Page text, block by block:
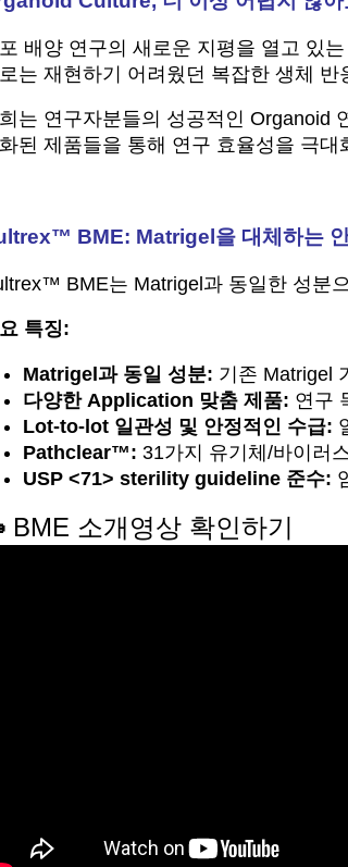
배양 연구의 새로운 지평을 열고 있
는 재현하기 어려웠던 복잡한 생체
는 연구자분들의 성공적인
된 제품들을 통해 연구 효율성을 극
BME: Matrigel을 대체하는
BME는 Matrigel과 동일한 성분
특징:
Matrigel과 동일 성분: 기존 Matrigel
다양한 Application 맞춤 제품: 연구
Lot-to-lot 일관성 및 안정적인 수급:
Pathclear™: 31가지 유기체/바이러
USP <71> sterility guideline 준수:
BME 소개영상 확인하기